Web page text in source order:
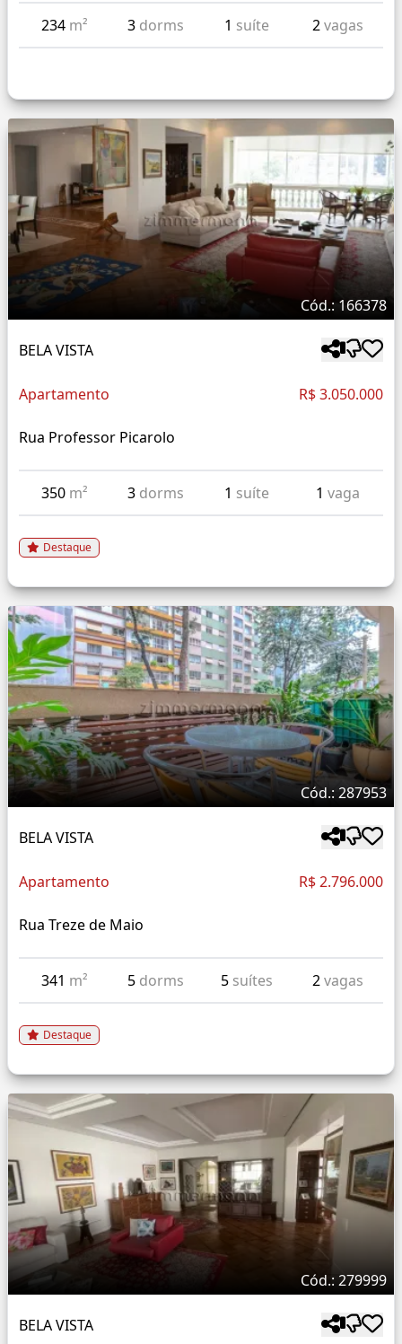
234 m² 3 dorms 1 suíte 2vagas
Cód.: 166378
BELA VISTA
Apartamento R$ 3.050.000
Rua Professor Picarolo
350 m² 3 dorms 1 suíte 1 vaga
Destaque
Cód.: 287953
BELA VISTA
Apartamento R$ 2.796.000
Rua Treze de Maio
341 m² 5 dorms 5 suítes 2vagas
Destaque
Cód.: 279999
BELA VISTA